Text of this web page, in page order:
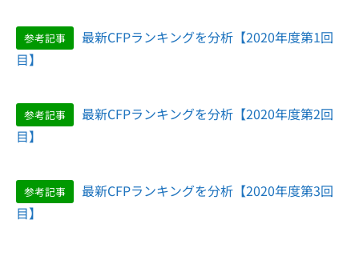
参考記事
最新CFPランキングを分析【2020年度第1回
目】
参考記事
最新CFPランキングを分析【2020年度第2回
目】
参考記事
最新CFPランキングを分析【2020年度第3回
目】